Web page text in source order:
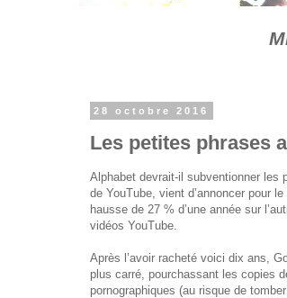
28 octobre 2016
Les petites phrases
Alphabet devrait-il subventionner les
de YouTube, vient d’annoncer pour
hausse de 27 % d’une année sur
vidéos YouTube.
Après l’avoir racheté voici dix ans,
plus carré, pourchassant les copies
pornographiques (au risque de